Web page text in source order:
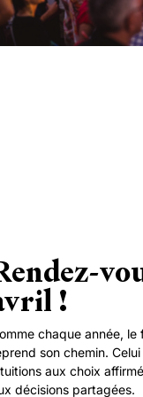
!
chaque année,
son chemin.
aux choix
décisions partagées.